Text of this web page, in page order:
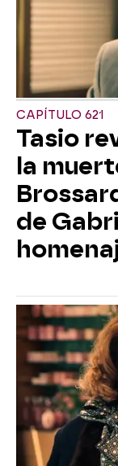
CAPÍTULO 621
Tasio
la
de